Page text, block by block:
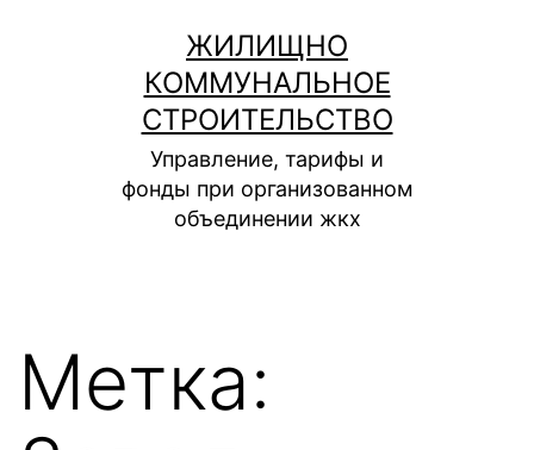
содержимому
ЖИЛИЩНО
КОММУНАЛЬНОЕ
СТРОИТЕЛЬСТВО
Управление, тарифы и
фонды при организованном
объединении жкх
Метка: